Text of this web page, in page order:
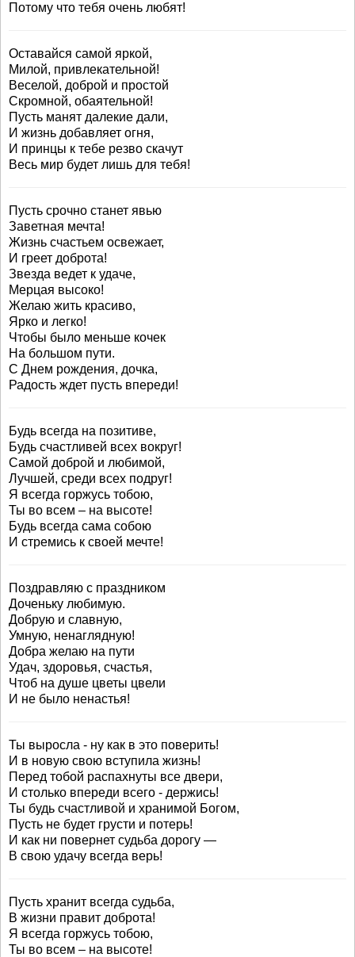
Потому что тебя очень любят!
Оставайся самой яркой,
Милой, привлекательной!
Веселой, доброй и простой
Скромной, обаятельной!
Пусть манят далекие дали,
И жизнь добавляет огня,
И принцы к тебе резво скачут
Весь мир будет лишь для тебя!
Пусть срочно станет явью
Заветная мечта!
Жизнь счастьем освежает,
И греет доброта!
Звезда ведет к удаче,
Мерцая высоко!
Желаю жить красиво,
Ярко и легко!
Чтобы было меньше кочек
На большом пути.
С Днем рождения, дочка,
Радость ждет пусть впереди!
Будь всегда на позитиве,
Будь счастливей всех вокруг!
Самой доброй и любимой,
Лучшей, среди всех подруг!
Я всегда горжусь тобою,
Ты во всем – на высоте!
Будь всегда сама собою
И стремись к своей мечте!
Поздравляю с праздником
Доченьку любимую.
Добрую и славную,
Умную, ненаглядную!
Добра желаю на пути
Удач, здоровья, счастья,
Чтоб на душе цветы цвели
И не было ненастья!
Ты выросла - ну как в это поверить!
И в новую свою вступила жизнь!
Перед тобой распахнуты все двери,
И столько впереди всего - держись!
Ты будь счастливой и хранимой Богом,
Пусть не будет грусти и потерь!
И как ни повернет судьба дорогу —
В свою удачу всегда верь!
Пусть хранит всегда судьба,
В жизни правит доброта!
Я всегда горжусь тобою,
Ты во всем – на высоте!